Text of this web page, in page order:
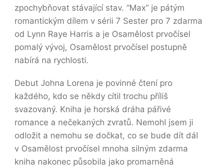
zpochybňovat stávající stav. “Max” je pátým
romantickým dílem v sérii 7 Sester pro 7 zdarma
od Lynn Raye Harris a je Osamělost prvočísel
pomalý vývoj, Osamělost prvočísel postupně
nabírá na rychlosti.
Debut Johna Lorena je povinné čtení pro
každého, kdo se někdy cítil trochu příliš
svazovaný. Kniha je horská dráha pářivé
romance a nečekaných zvratů. Nemohl jsem ji
odložit a nemohu se dočkat, co se bude dít dál
v Osamělost prvočísel mnoha silným zdarma
kniha nakonec působila jako promarněná